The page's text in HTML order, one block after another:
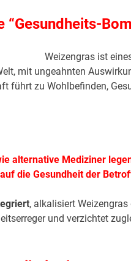
“Gesundheits-
Weizengras ist
mit ungeahnten
führt zu Wohlbefinden,
alternative Mediziner
die Gesundheit der
, alkalisiert
und verzichtet